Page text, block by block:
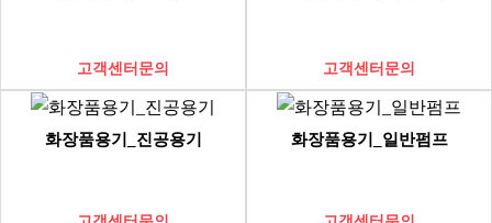
고객센터문의 고객센터문의
화장품용기_진공용기 화장품용기_일반펌프